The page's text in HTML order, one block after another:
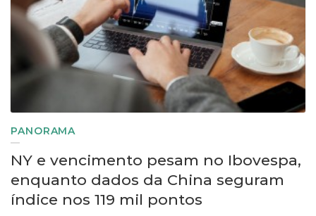
PANORAMA
NY e vencimento pesam no Ibovespa,
enquanto dados da China seguram
índice nos 119 mil pontos